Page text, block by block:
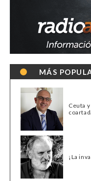
MÁS
Ceuta
¡La